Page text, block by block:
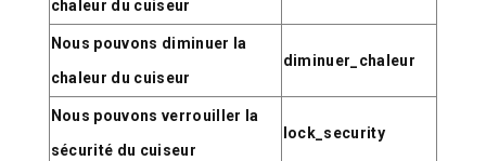
chaleur du cuiseur
Nous pouvons diminuer la
chaleur du cuiseur
diminuer_chaleur
Nous pouvons verrouiller la
sécurité du cuiseur
lock_security